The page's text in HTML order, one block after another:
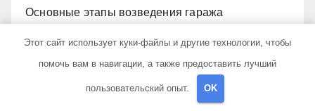
Основные этапы возведения гаража
Кроссовер Ситирей: комплектации и
характеристики
Методы подбора новостроек по заданным
Этот сайт использует куки-файлы и другие технологии, чтобы
помочь вам в навигации, а также предоставить лучший
пользовательский опыт. OK